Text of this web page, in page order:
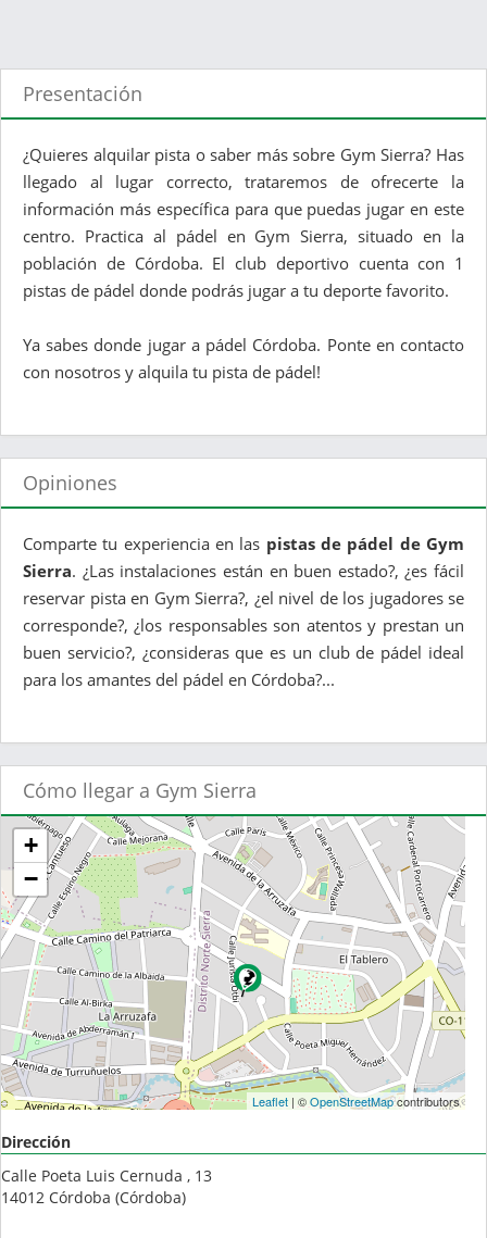
Presentación
¿Quieres alquilar pista o saber más sobre Gym Sierra? Has
llegado al lugar correcto, trataremos de ofrecerte la
información más específica para que puedas jugar en este
centro. Practica al pádel en Gym Sierra, situado en la
población de Córdoba. El club deportivo cuenta con 1
pistas de pádel donde podrás jugar a tu deporte favorito.
Ya sabes donde jugar a pádel Córdoba. Ponte en contacto
con nosotros y alquila tu pista de pádel!
Opiniones
Comparte tu experiencia en las pistas de pádel de Gym
Sierra. ¿Las instalaciones están en buen estado?, ¿es fácil
reservar pista en Gym Sierra?, ¿el nivel de los jugadores se
corresponde?, ¿los responsables son atentos y prestan un
buen servicio?, ¿consideras que es un club de pádel ideal
para los amantes del pádel en Córdoba?...
Cómo llegar a Gym Sierra
+
−
Leaflet| ©OpenStreetMapcontributors
Dirección
Calle Poeta Luis Cernuda , 13
14012 Córdoba (Córdoba)